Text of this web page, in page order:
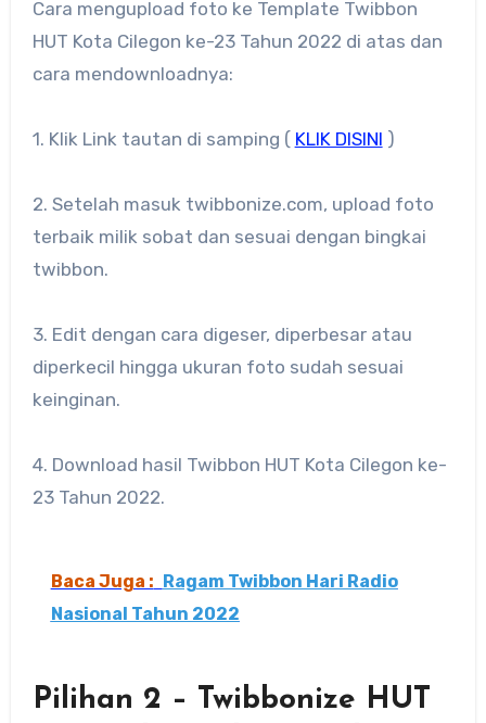
Cara mengupload foto ke Template Twibbon
HUT Kota Cilegon ke-23 Tahun 2022 di atas dan
cara mendownloadnya:
1. Klik Link tautan di samping ( KLIK DISINI )
2. Setelah masuk twibbonize.com, upload foto
terbaik milik sobat dan sesuai dengan bingkai
twibbon.
3. Edit dengan cara digeser, diperbesar atau
diperkecil hingga ukuran foto sudah sesuai
keinginan.
4. Download hasil Twibbon HUT Kota Cilegon ke-
23 Tahun 2022.
Baca Juga :
Ragam Twibbon Hari Radio
Nasional Tahun 2022
Pilihan 2 – Twibbonize HUT